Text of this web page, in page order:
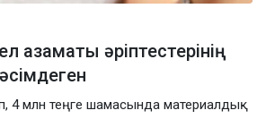
азаматы әріптестерінің
4 млн теңге шамасында материалдық